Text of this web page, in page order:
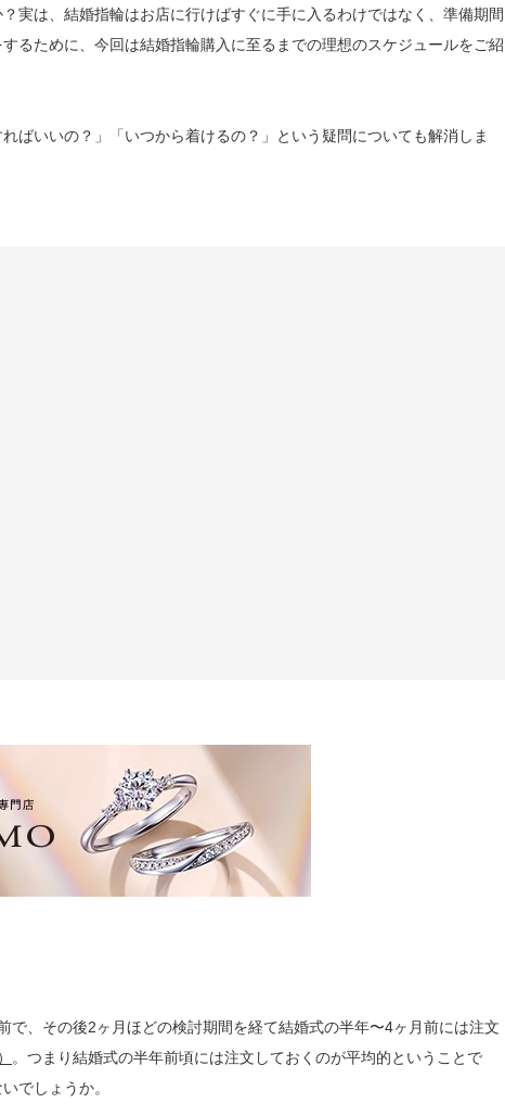
実は、結婚指輪はお店に行けばすぐに手に入るわけではなく、準備期間
るために、今回は結婚指輪購入に至るまでの理想のスケジュールをご紹
ばいいの？」「いつから着けるの？」という疑問についても解消しま
、その後2ヶ月ほどの検討期間を経て結婚式の半年〜4ヶ月前には注文
。つまり結婚式の半年前頃には注文しておくのが平均的ということで
でしょうか。